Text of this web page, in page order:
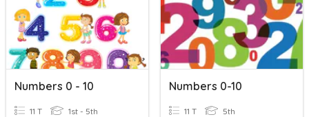
Numbers 0 - 10
11 T 1st - 5th
Numbers 0-10
11 T 5th